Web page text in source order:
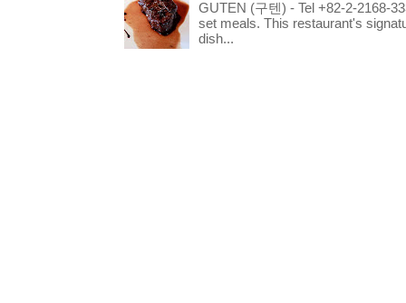
GUTEN (구텐) - Tel +82-2-2168-
set meals. This restaurant's
dish...